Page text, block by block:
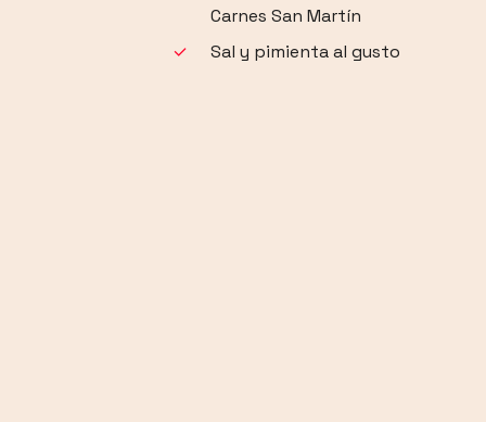
Carnes San Martín
Sal y pimienta al gusto